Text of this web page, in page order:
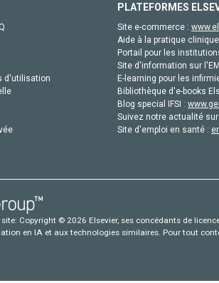
d'utilisation
PLATEFORMES
Site e-commerce :
Aide à la pratique
Portail pour les
Site d'information sur
E-learning pour les
Bibliothèque d'e-books
Blog special IFSI :
Suivez notre actualité
Site d'emploi en santé :
Copyright © 2026 Elsevier, ses concédants de
en IA et aux technologies similaires. Pour tout